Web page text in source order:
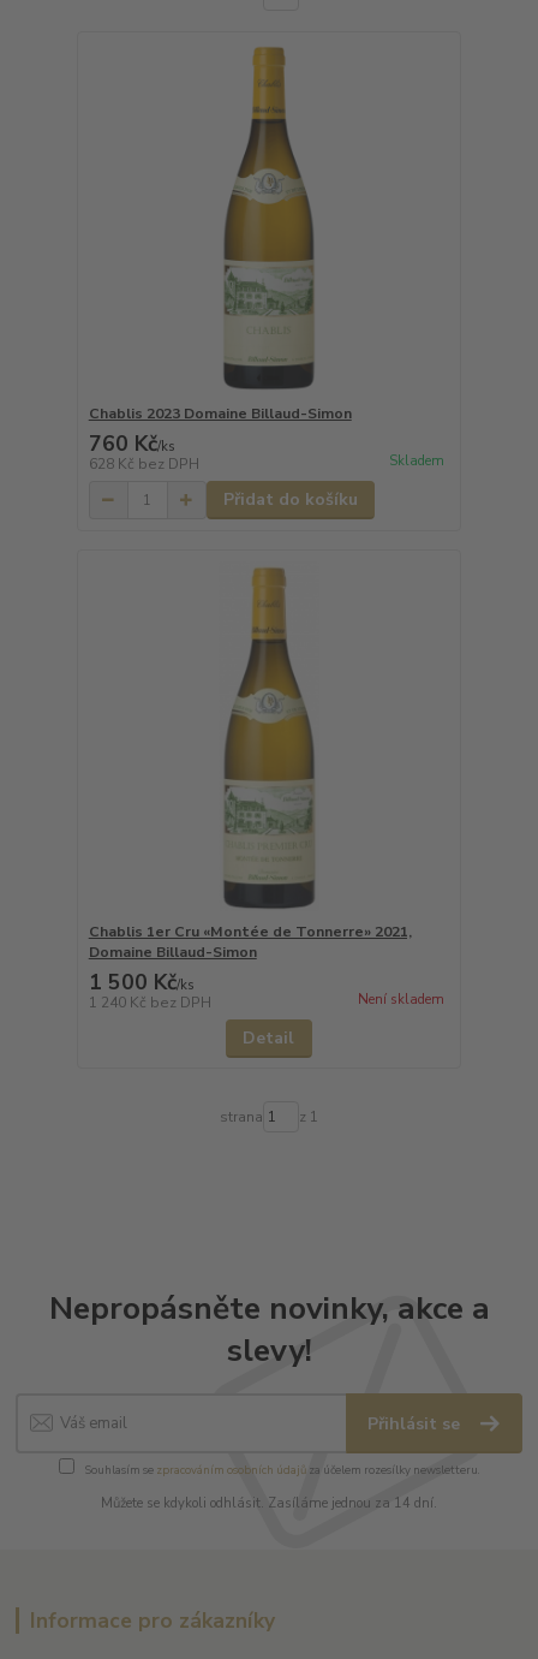
Chablis 2023 Domaine Billaud-Simon
760 Kč/ks
628 Kč bez DPH Skladem
Přidat do košíku
Chablis 1er Cru «Montée de Tonnerre» 2021,
Domaine Billaud-Simon
1 500 Kč/ks
1 240 Kč bez DPH Není skladem
Detail
strana z 1
Nepropásněte novinky, akce a
slevy!
Přihlásit se
Souhlasím se zpracováním osobních údajůza účelem rozesílky newsletteru.
Můžete se kdykoli odhlásit. Zasíláme jednou za 14 dní.
Informace pro zákazníky